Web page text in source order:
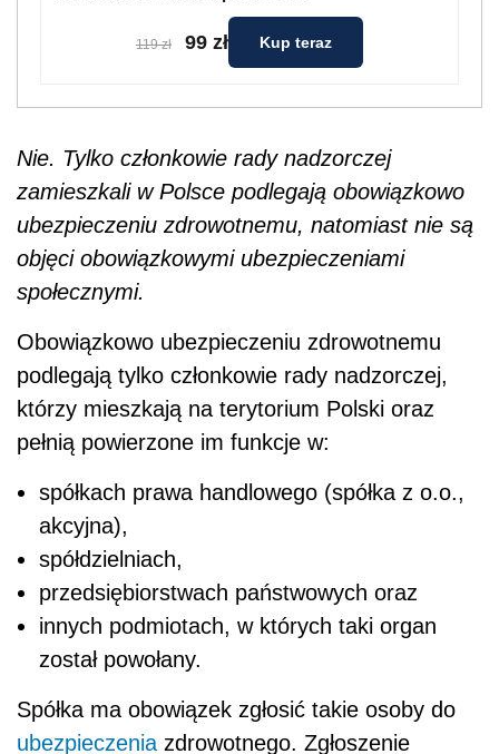
119 zł 99 zł Kup teraz
Nie. Tylko członkowie rady nadzorczej
zamieszkali w Polsce podlegają obowiązkowo
ubezpieczeniu zdrowotnemu, natomiast nie są
objęci obowiązkowymi ubezpieczeniami
społecznymi.
Obowiązkowo ubezpieczeniu zdrowotnemu
podlegają tylko członkowie rady nadzorczej,
którzy mieszkają na terytorium Polski oraz
pełnią powierzone im funkcje w:
spółkach prawa handlowego (spółka z o.o.,
akcyjna),
spółdzielniach,
przedsiębiorstwach państwowych oraz
innych podmiotach, w których taki organ
został powołany.
Spółka ma obowiązek zgłosić takie osoby do
ubezpieczenia zdrowotnego. Zgłoszenie